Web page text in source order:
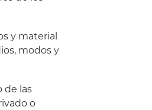
y material
modos y
de las
o